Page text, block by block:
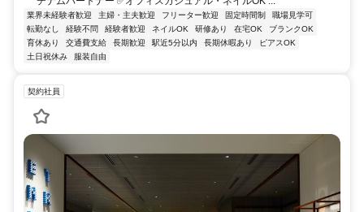
業界未経験者歓迎 主婦・主夫歓迎 フリーター歓迎 固定時間制
職場見学可
転勤なし
経験不問 経験者歓迎 ネイルOK 研修あり 在宅OK
ブランクOK
育休あり
交通費支給 長期歓迎 駅近5分以内 長期休暇あり
ピアスOK
土日祝休み
服装自由
契約社員